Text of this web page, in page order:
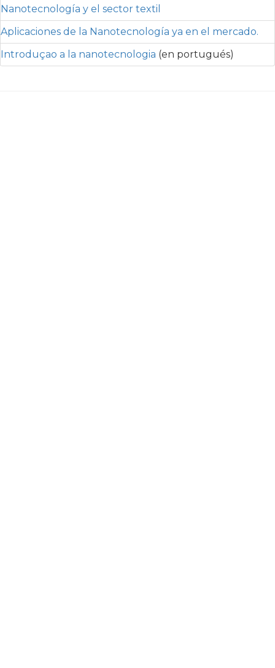
Nanotecnología y el sector textil
Aplicaciones de la Nanotecnología ya en el mercado.
Introduçao a la nanotecnologia (en portugués)